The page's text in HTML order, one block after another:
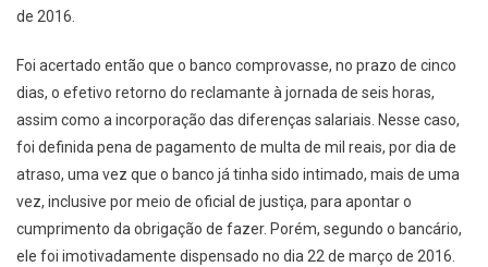
de 2016.
Foi acertado então que o banco comprovasse, no prazo de cinco
dias, o efetivo retorno do reclamante à jornada de seis horas,
assim como a incorporação das diferenças salariais. Nesse caso,
foi definida pena de pagamento de multa de mil reais, por dia de
atraso, uma vez que o banco já tinha sido intimado, mais de uma
vez, inclusive por meio de oficial de justiça, para apontar o
cumprimento da obrigação de fazer. Porém, segundo o bancário,
ele foi imotivadamente dispensado no dia 22 de março de 2016.